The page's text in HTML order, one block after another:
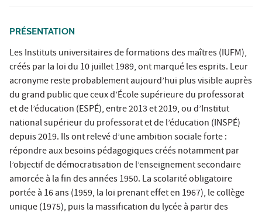
PRÉSENTATION
Les Instituts universitaires de formations des maîtres (IUFM),
créés par la loi du 10 juillet 1989, ont marqué les esprits. Leur
acronyme reste probablement aujourd’hui plus visible auprès
du grand public que ceux d’École supérieure du professorat
et de l’éducation (ESPÉ), entre 2013 et 2019, ou d’Institut
national supérieur du professorat et de l’éducation (INSPÉ)
depuis 2019. Ils ont relevé d’une ambition sociale forte :
répondre aux besoins pédagogiques créés notamment par
l’objectif de démocratisation de l’enseignement secondaire
amorcée à la fin des années 1950. La scolarité obligatoire
portée à 16 ans (1959, la loi prenant effet en 1967), le collège
unique (1975), puis la massification du lycée à partir des